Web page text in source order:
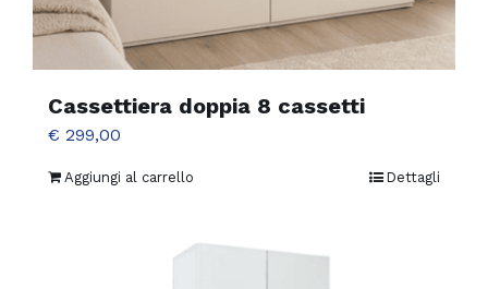
Cassettiera doppia 8 cassetti
€ 299,00
Aggiungi al carrello Dettagli